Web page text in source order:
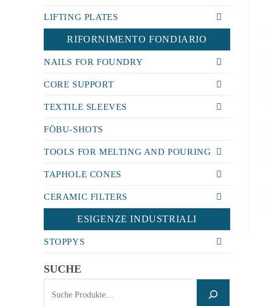
LIFTING PLATES
RIFORNIMENTO FONDIARIO
NAILS FOR FOUNDRY
CORE SUPPORT
TEXTILE SLEEVES
FÖBU-SHOTS
TOOLS FOR MELTING AND POURING
TAPHOLE CONES
CERAMIC FILTERS
ESIGENZE INDUSTRIALI
STOPPYS
SUCHE